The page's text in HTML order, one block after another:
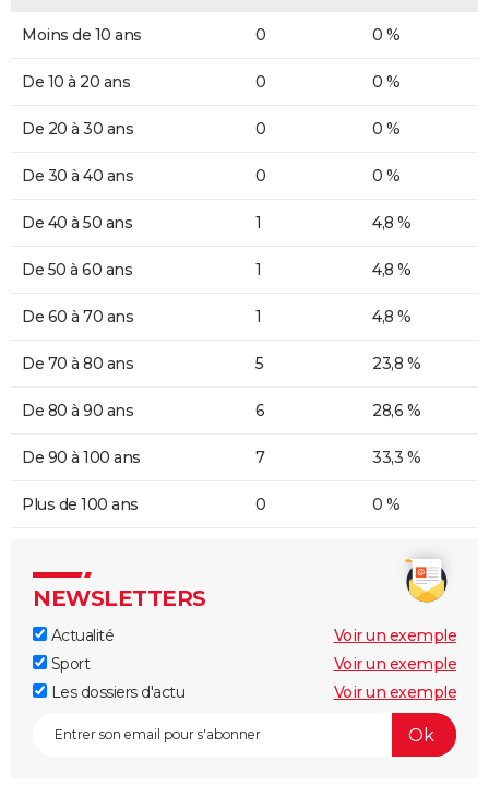
Moins de 10 ans 0 0 %
De 10 à 20 ans 0 0 %
De 20 à 30 ans 0 0 %
De 30 à 40 ans 0 0 %
De 40 à 50 ans 1 4,8 %
De 50 à 60 ans 1 4,8 %
De 60 à 70 ans 1 4,8 %
De 70 à 80 ans 5 23,8 %
De 80 à 90 ans 6 28,6 %
De 90 à 100 ans 7 33,3 %
Plus de 100 ans 0 0 %
NEWSLETTERS
Actualité
Voir un exemple
Sport
Voir un exemple
Les dossiers d'actu
Voir un exemple